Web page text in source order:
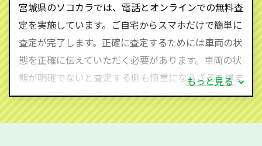
590-870）までお問い合わせ下さい。
査定・ご相談・見積もりはすべて無料で行います。安
心してお問い合わせください。
宮城県のソコカラでは、電話とオンラインでの無料査
定を実施しています。ご自宅からスマホだけで簡単に
査定が完了します。正確に査定するためには車両の状
態を正確に伝えていただく必要があります。車両の状
態が明確でないと査定する側も慎重にならざるを得ま
せん。廃車・事故車査定する際はできるだけ車検証を
ご準備ください。車検証があることで車両状態や年式
もっと見る